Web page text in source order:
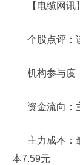
【电缆网讯】
个股点评：
机构参与度
资金流向：
主力成本：
本7.59元